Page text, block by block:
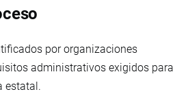
por organizaciones
administrativos exigidos para
estatal.